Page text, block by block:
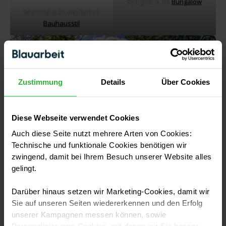
Zustimmung Details Über Cookies
Diese Webseite verwendet Cookies
Auch diese Seite nutzt mehrere Arten von Cookies:
Technische und funktionale Cookies benötigen wir
zwingend, damit bei Ihrem Besuch unserer Website alles
gelingt.
Darüber hinaus setzen wir Marketing-Cookies, damit wir
Sie auf unseren Seiten wiedererkennen und den Erfolg
unserer Kampagnen messen können, sowie
Bauhausstil
Denke gegebenenfalls auch daran, noch genug Platz